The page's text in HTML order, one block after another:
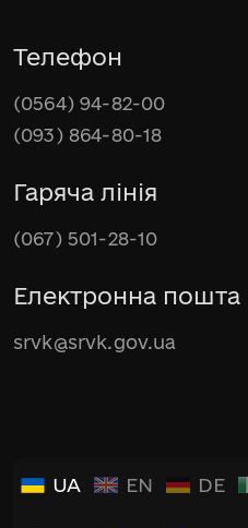
Телефон
(0564) 94-82-00
(093) 864-80-18
Гаряча лінія
(067) 501-28-10
Електронна пошта
srvk@srvk.gov.ua
UA EN DE